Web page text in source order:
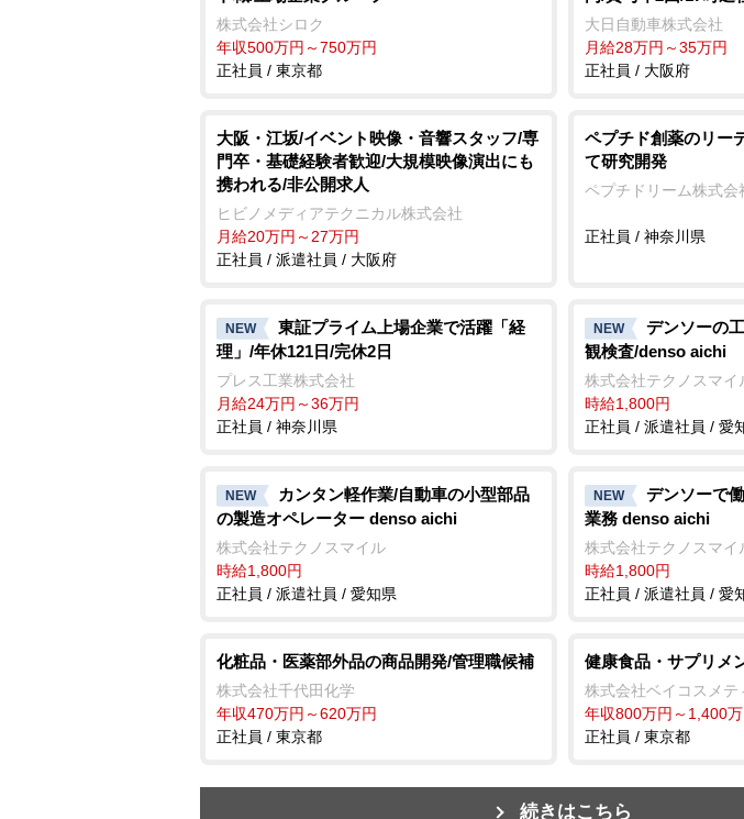
株式会社シロク
年収500万円～750万円
正社員 / 東京都
大日自動車株式会社
月給28万円～35万円
正社員 / 大阪府
大阪・江坂/イベント映像・音響スタッフ/専
門卒・基礎経験者歓迎/大規模映像演出にも
携われる/非公開求人
ヒビノメディアテクニカル株式会社
月給20万円～27万円
正社員 / 派遣社員 / 大阪府
ペプチド創薬のリー
て研究開発
ペプチドリーム株式会
正社員 / 神奈川県
NEW
東証プライム上場企業で活躍「経
理」/年休121日/完休2日
プレス工業株式会社
月給24万円～36万円
正社員 / 神奈川県
NEW
デンソーの
観検査/denso aichi
株式会社テクノスマイ
時給1,800円
正社員 / 派遣社員 / 愛
NEW
カンタン軽作業/自動車の小型部品
の製造オペレーター denso aichi
株式会社テクノスマイル
時給1,800円
正社員 / 派遣社員 / 愛知県
NEW
デンソーで
業務 denso aichi
株式会社テクノスマイ
時給1,800円
正社員 / 派遣社員 / 愛
化粧品・医薬部外品の商品開発/管理職候補
株式会社千代田化学
年収470万円～620万円
正社員 / 東京都
健康食品・サプリメ
株式会社ベイコスメテ
年収800万円～1,400万
正社員 / 東京都
続きはこちら